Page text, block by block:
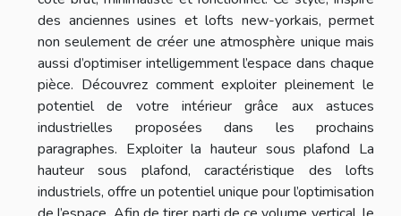
des anciennes usines et lofts new-yorkais, permet
non seulement de créer une atmosphère unique mais
aussi d’optimiser intelligemment l’espace dans chaque
pièce. Découvrez comment exploiter pleinement le
potentiel de votre intérieur grâce aux astuces
industrielles proposées dans les prochains
paragraphes. Exploiter la hauteur sous plafond La
hauteur sous plafond, caractéristique des lofts
industriels, offre un potentiel unique pour l’optimisation